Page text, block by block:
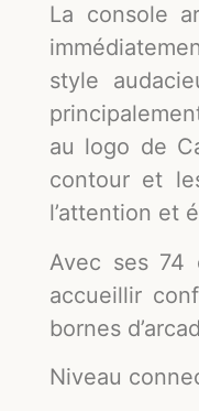
La console
style
au logo de
contour et
l’attention et
Avec ses 74
accueillir
bornes
Niveau